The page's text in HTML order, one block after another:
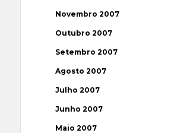
Novembro 2007
Outubro 2007
Setembro 2007
Agosto 2007
Julho 2007
Junho 2007
Maio 2007